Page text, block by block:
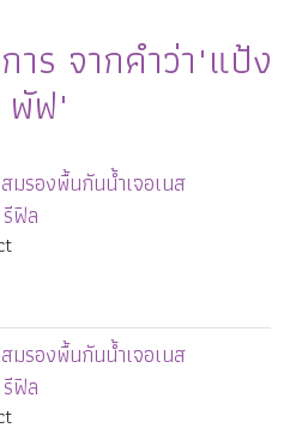
ร จากคำว่า"แป้ง
พัฟ"
รองพื้นกันน้ำเจอเนส
ฟิล
รองพื้นกันน้ำเจอเนส
ฟิล